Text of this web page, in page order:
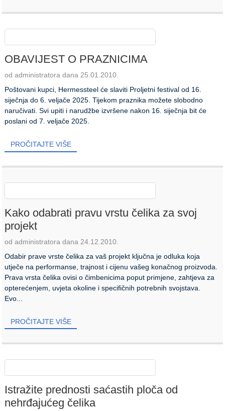
OBAVIJEST O PRAZNICIMA
od administratora dana 25.01.2010.
Poštovani kupci, Hermessteel će slaviti Proljetni festival od 16.
siječnja do 6. veljače 2025. Tijekom praznika možete slobodno
naručivati. Svi upiti i narudžbe izvršene nakon 16. siječnja bit će
poslani od 7. veljače 2025.
PROČITAJTE VIŠE
Kako odabrati pravu vrstu čelika za svoj
projekt
od administratora dana 24.12.2010.
Odabir prave vrste čelika za vaš projekt ključna je odluka koja
utječe na performanse, trajnost i cijenu vašeg konačnog proizvoda.
Prava vrsta čelika ovisi o čimbenicima poput primjene, zahtjeva za
opterećenjem, uvjeta okoline i specifičnih potrebnih svojstava.
Evo...
PROČITAJTE VIŠE
Istražite prednosti saćastih ploča od
nehrđajućeg čelika